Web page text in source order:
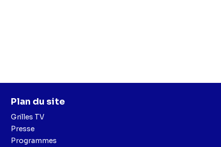
Plan du site
Grilles TV
Presse
Programmes